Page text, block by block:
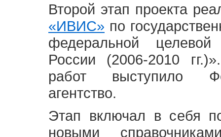
Второй этап проекта
«ИВИС» по
федеральной
России (2006-2010
работ выступило
агентство.
Этап включал в себя
новыми